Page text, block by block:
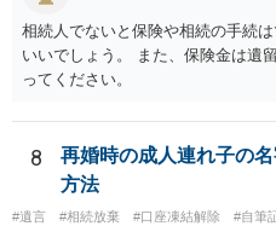
相続人でないと保険や相続の手続
いいでしょう。 また、保険金は遺
ってください。
8
再婚時の成人連れ子の
方法
#遺言 #相続放棄 #口座凍結解除 #自筆